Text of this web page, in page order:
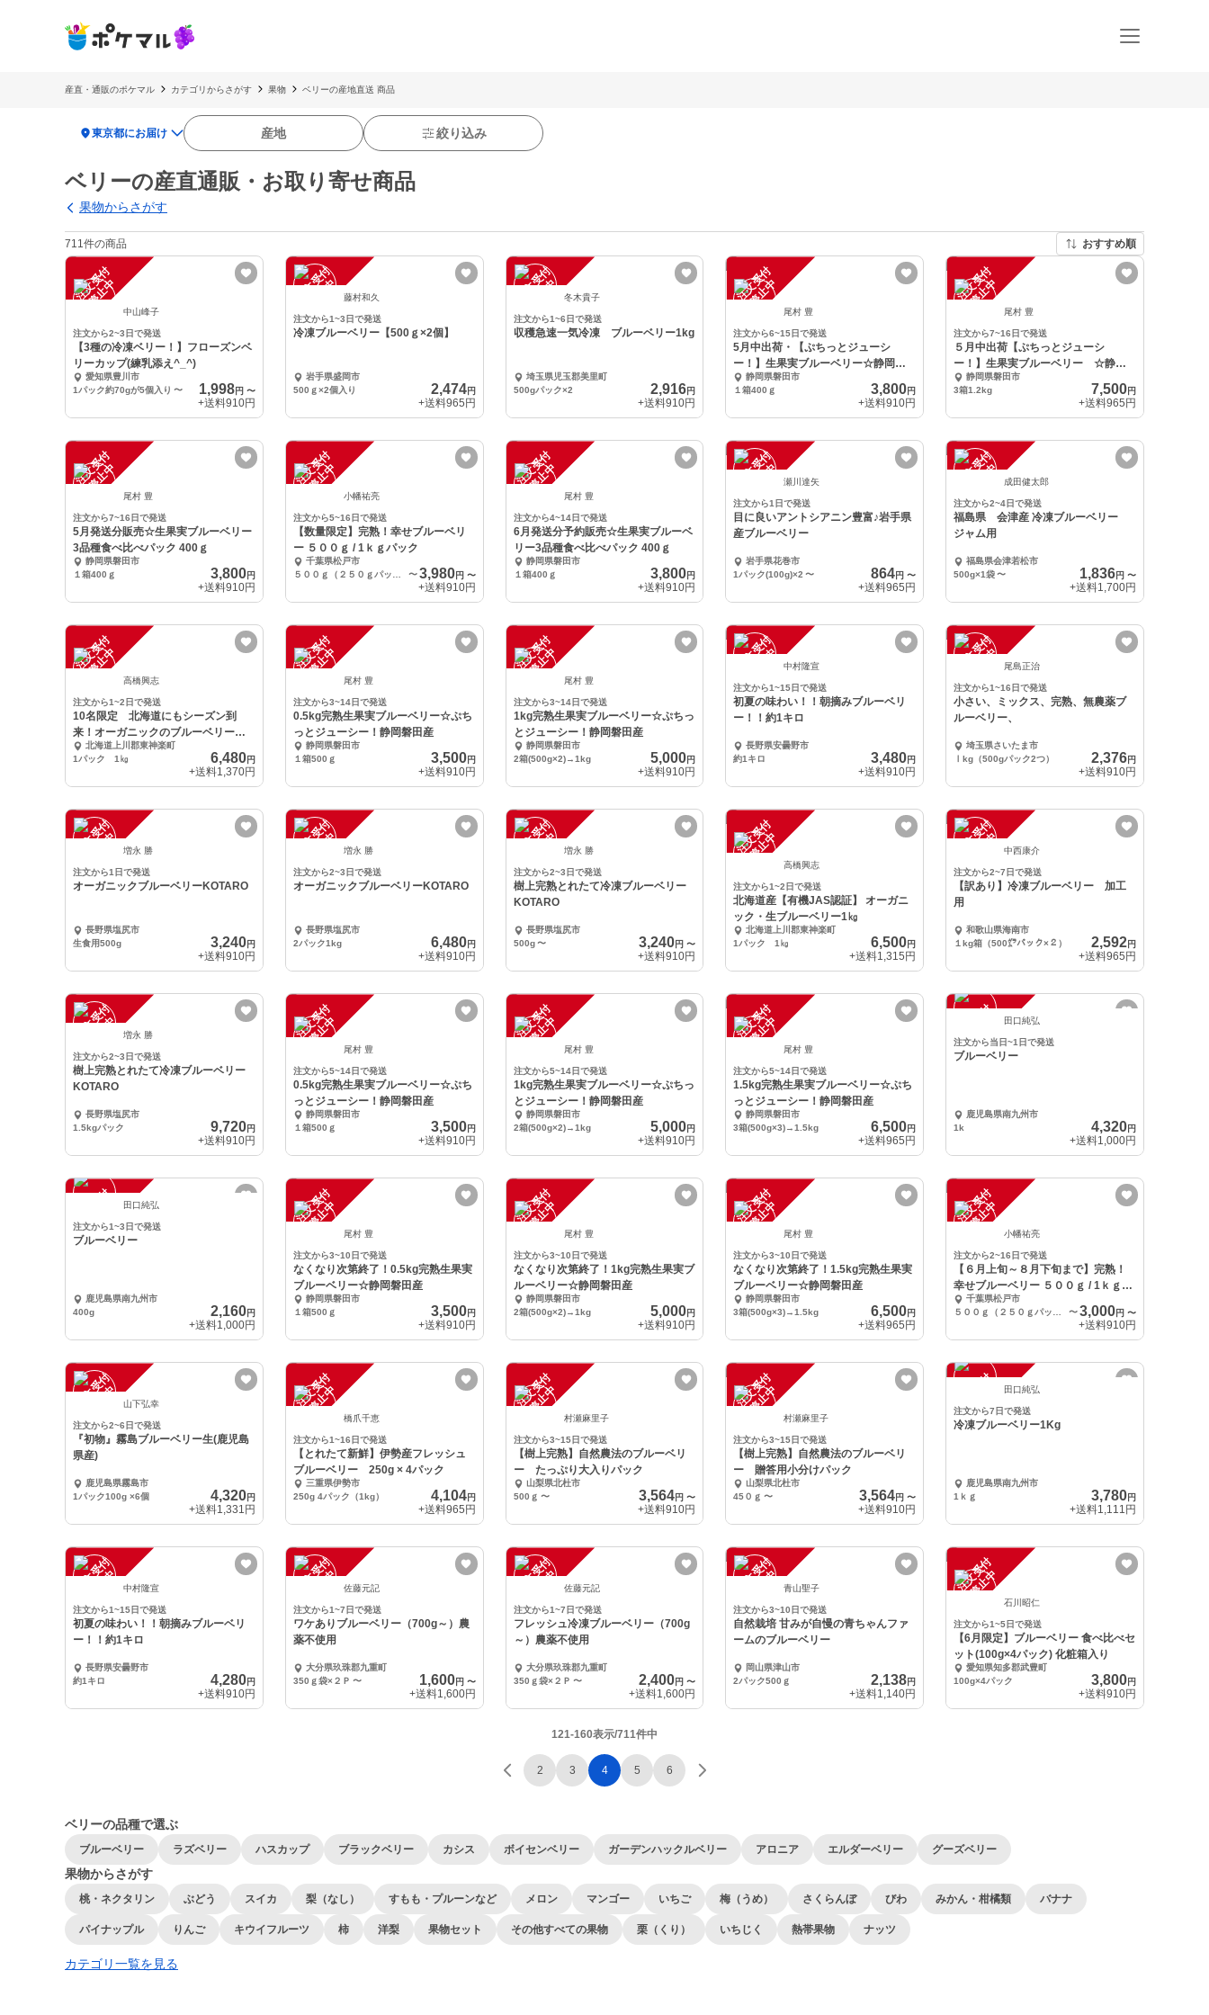
産直・通販のポケマル カテゴリからさがす 果物 ベリーの産地直送 商品
location_on東京都にお届け 産地 絞り込み
ベリーの産直通販・お取り寄せ商品
果物からさがす
711件の商品 おすすめ順
注
文
受
付
停
止
中
中山峰子
注文から2~3日で発送
【3種の冷凍ベリー！】フローズンベ
リーカップ(練乳添え^_^)
愛知県豊川市
1パック約70gが5個入り 〜 1,998円 〜
+送料910円
注
文
受
付
停
止
中 藤村和久
注文から1~3日で発送
冷凍ブルーベリー【500ｇ×2個】
岩手県盛岡市
500ｇ×2個入り
2,474円
+送料965円
注
文
受
付
停
止
中 冬木貴子
注文から1~6日で発送
収穫急速一気冷凍 ブルーベリー1kg
埼玉県児玉郡美里町
500gパック×2
2,916円
+送料910円
注
文
受
付
停
止
中
尾村 豊
注文から6~15日で発送
5月中出荷・【ぷちっとジューシ
ー！】生果実ブルーベリー☆静岡県
磐田市産☆
静岡県磐田市
１箱400ｇ
3,800円
+送料910円
注
文
受
付
停
止
中
尾村 豊
注文から7~16日で発送
５月中出荷【ぷちっとジューシ
ー！】生果実ブルーベリー ☆静岡
県磐田市産☆
静岡県磐田市
3箱1.2kg
7,500円
+送料965円
注
文
受
付
停
止
中
尾村 豊
注文から7~16日で発送
5月発送分販売☆生果実ブルーベリー
3品種食べ比べパック 400ｇ
静岡県磐田市
１箱400ｇ
3,800円
+送料910円
注
文
受
付
停
止
中
小幡祐亮
注文から5~16日で発送
【数量限定】完熟！幸せブルーベリ
ー ５００ｇ / 1ｋｇパック
千葉県松戸市
〜 3,980円 〜
+送料910円
注
文
受
付
停
止
中
尾村 豊
注文から4~14日で発送
6月発送分予約販売☆生果実ブルーベ
リー3品種食べ比べパック 400ｇ
静岡県磐田市
１箱400ｇ
3,800円
+送料910円
注
文
受
付
停
止
中 瀬川達矢
注文から1日で発送
目に良いアントシアニン豊富♪岩手県
産ブルーベリー
岩手県花巻市
1パック(100g)×2 〜 864円〜
+送料965円
注
文
受
付
停
止
中 成田健太郎
注文から2~4日で発送
福島県 会津産 冷凍ブルーベリー
ジャム用
福島県会津若松市
500g×1袋〜 1,836円 〜
+送料1,700円
注
文
受
付
停
止
中
高橋興志
注文から1~2日で発送
10名限定 北海道にもシーズン到
来！オーガニックのブルーベリー 1
㎏ 北海道上川郡東神楽町
1パック 1㎏
6,480円
+送料1,370円
注
文
受
付
停
止
中
尾村 豊
注文から3~14日で発送
0.5kg完熟生果実ブルーベリー☆ぷち
っとジューシー！静岡磐田産
静岡県磐田市
１箱500ｇ
3,500円
+送料910円
注
文
受
付
停
止
中
尾村 豊
注文から3~14日で発送
1kg完熟生果実ブルーベリー☆ぷちっ
とジューシー！静岡磐田産
静岡県磐田市
2箱(500g×2)→1kg
5,000円
+送料910円
注
文
受
付
停
止
中 中村隆宣
注文から1~15日で発送
初夏の味わい！！朝摘みブルーベリ
ー！！約1キロ
長野県安曇野市
約1キロ
3,480円
+送料910円
注
文
受
付
停
止
中 尾島正治
注文から1~16日で発送
小さい、ミックス、完熟、無農薬ブ
ルーベリー、
埼玉県さいたま市
Ⅰkg（500gパック2つ）
2,376円
+送料910円
注
文
受
付
停
止
中 増永 勝
注文から1日で発送
オーガニックブルーベリーKOTARO
長野県塩尻市
生食用500g
3,240円
+送料910円
注
文
受
付
停
止
中 増永 勝
注文から2~3日で発送
オーガニックブルーベリーKOTARO
長野県塩尻市
2パック1kg
6,480円
+送料910円
注
文
受
付
停
止
中 増永 勝
注文から2~3日で発送
樹上完熟とれたて冷凍ブルーベリー
KOTARO
長野県塩尻市
500g 〜 3,240円〜
+送料910円
注
文
受
付
停
止
中
高橋興志
注文から1~2日で発送
北海道産【有機JAS認証】 オーガニ
ック・生ブルーベリー1㎏
北海道上川郡東神楽町
1パック 1㎏
6,500円
+送料1,315円
注
文
受
付
停
止
中 中西康介
注文から2~7日で発送
【訳あり】冷凍ブルーベリー 加工
用
和歌山県海南市
１kg箱（500㌘パック×２）
2,592円
+送料965円
注
文
受
付
停
止
中 増永 勝
注文から2~3日で発送
樹上完熟とれたて冷凍ブルーベリー
KOTARO
長野県塩尻市
1.5kgパック
9,720円
+送料910円
注
文
受
付
停
止
中
尾村 豊
注文から5~14日で発送
0.5kg完熟生果実ブルーベリー☆ぷち
っとジューシー！静岡磐田産
静岡県磐田市
１箱500ｇ
3,500円
+送料910円
注
文
受
付
停
止
中
尾村 豊
注文から5~14日で発送
1kg完熟生果実ブルーベリー☆ぷちっ
とジューシー！静岡磐田産
静岡県磐田市
2箱(500g×2)→1kg
5,000円
+送料910円
注
文
受
付
停
止
中
尾村 豊
注文から5~14日で発送
1.5kg完熟生果実ブルーベリー☆ぷち
っとジューシー！静岡磐田産
静岡県磐田市
3箱(500g×3)→1.5kg
6,500円
+送料965円
注
文
受
付
停
止
中 田口純弘
注文から当日~1日で発送
ブルーベリー
鹿児島県南九州市
1k
4,320円
+送料1,000円
注
文
受
付
停
止
中 田口純弘
注文から1~3日で発送
ブルーベリー
鹿児島県南九州市
400g
2,160円
+送料1,000円
注
文
受
付
停
止
中
尾村 豊
注文から3~10日で発送
なくなり次第終了！0.5kg完熟生果実
ブルーベリー☆静岡磐田産
静岡県磐田市
１箱500ｇ
3,500円
+送料910円
注
文
受
付
停
止
中
尾村 豊
注文から3~10日で発送
なくなり次第終了！1kg完熟生果実ブ
ルーベリー☆静岡磐田産
静岡県磐田市
2箱(500g×2)→1kg
5,000円
+送料910円
注
文
受
付
停
止
中
尾村 豊
注文から3~10日で発送
なくなり次第終了！1.5kg完熟生果実
ブルーベリー☆静岡磐田産
静岡県磐田市
3箱(500g×3)→1.5kg
6,500円
+送料965円
注
文
受
付
停
止
中
小幡祐亮
注文から2~16日で発送
【６月上旬～８月下旬まで】完熟！
幸せブルーベリー ５００ｇ / 1ｋｇパ
ック千葉県松戸市
〜3,000円 〜
+送料910円
注
文
受
付
停
止
中 山下弘幸
注文から2~6日で発送
『初物』霧島ブルーベリー生(鹿児島
県産)
鹿児島県霧島市
1パック100g ×6個
4,320円
+送料1,331円
注
文
受
付
停
止
中
橋爪千恵
注文から1~16日で発送
【とれたて新鮮】伊勢産フレッシュ
ブルーベリー 250g × 4パック
三重県伊勢市
250g 4パック（1kg）
4,104円
+送料965円
注
文
受
付
停
止
中
村瀬麻里子
注文から3~15日で発送
【樹上完熟】自然農法のブルーベリ
ー たっぷり大入りパック
山梨県北杜市
500ｇ 〜 3,564円〜
+送料910円
注
文
受
付
停
止
中
村瀬麻里子
注文から3~15日で発送
【樹上完熟】自然農法のブルーベリ
ー 贈答用小分けパック
山梨県北杜市
45０ｇ 〜 3,564円〜
+送料910円
注
文
受
付
停
止
中 田口純弘
注文から7日で発送
冷凍ブルーベリー1Kg
鹿児島県南九州市
1ｋｇ
3,780円
+送料1,111円
注
文
受
付
停
止
中 中村隆宣
注文から1~15日で発送
初夏の味わい！！朝摘みブルーベリ
ー！！約1キロ
長野県安曇野市
約1キロ
4,280円
+送料910円
注
文
受
付
停
止
中 佐藤元記
注文から1~7日で発送
ワケありブルーベリー（700g～）農
薬不使用
大分県玖珠郡九重町
350ｇ袋×２Ｐ 〜 1,600円 〜
+送料1,600円
注
文
受
付
停
止
中 佐藤元記
注文から1~7日で発送
フレッシュ冷凍ブルーベリー（700g
～）農薬不使用
大分県玖珠郡九重町
350ｇ袋×２Ｐ 〜 2,400円〜
+送料1,600円
注
文
受
付
停
止
中 青山聖子
注文から3~10日で発送
自然栽培 甘みが自慢の青ちゃんファ
ームのブルーベリー
岡山県津山市
2パック500ｇ
2,138円
+送料1,140円
注
文
受
付
停
止
中
石川昭仁
注文から1~5日で発送
【6月限定】ブルーベリー 食べ比べセ
ット(100g×4パック) 化粧箱入り
愛知県知多郡武豊町
100g×4パック
3,800円
+送料910円
121-160表示/711件中
2 3 4 5 6
ベリーの品種で選ぶ
ブルーベリー ラズベリー ハスカップ ブラックベリー カシス ボイセンベリー ガーデンハックルベリー アロニア エルダーベリー グーズベリー
果物からさがす
桃・ネクタリン ぶどう スイカ 梨（なし） すもも・プルーンなど メロン マンゴー いちご 梅（うめ） さくらんぼ びわ みかん・柑橘類 バナナ
パイナップル りんご キウイフルーツ 柿 洋梨 果物セット その他すべての果物 栗（くり） いちじく 熱帯果物 ナッツ
カテゴリ一覧を見る